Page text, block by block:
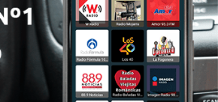
Relatos Forenses Podcast